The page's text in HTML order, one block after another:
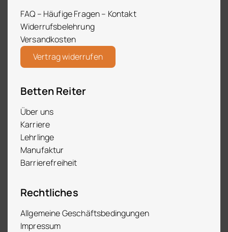
FAQ – Häufige Fragen – Kontakt
Widerrufsbelehrung
Versandkosten
Vertrag widerrufen
Betten Reiter
Über uns
Karriere
Lehrlinge
Manufaktur
Barrierefreiheit
Rechtliches
Allgemeine Geschäftsbedingungen
Impressum